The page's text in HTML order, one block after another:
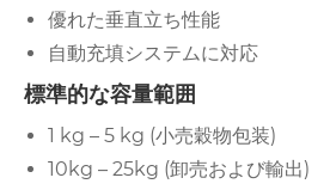
優れた垂直立ち性能
自動充填システムに対応
標準的な容量範囲
1 kg – 5 kg (小売穀物包装)
10kg – 25kg (卸売および輸出)